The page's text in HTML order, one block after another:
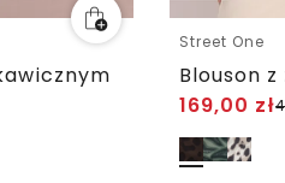
Street One
Blouson
169,00 zł